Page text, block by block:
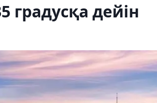
градусқа дейін